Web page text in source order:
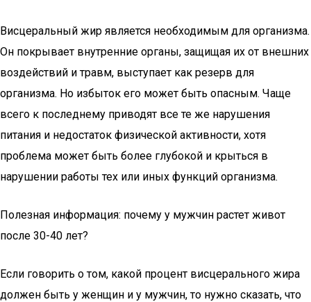
Висцеральный жир является необходимым для организма.
Он покрывает внутренние органы, защищая их от внешних
воздействий и травм, выступает как резерв для
организма. Но избыток его может быть опасным. Чаще
всего к последнему приводят все те же нарушения
питания и недостаток физической активности, хотя
проблема может быть более глубокой и крыться в
нарушении работы тех или иных функций организма.
Полезная информация: почему у мужчин растет живот
после 30-40 лет?
Если говорить о том, какой процент висцерального жира
должен быть у женщин и у мужчин, то нужно сказать, что